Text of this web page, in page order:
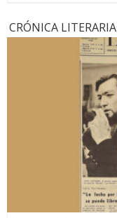
CRÓNICA LITERARIA